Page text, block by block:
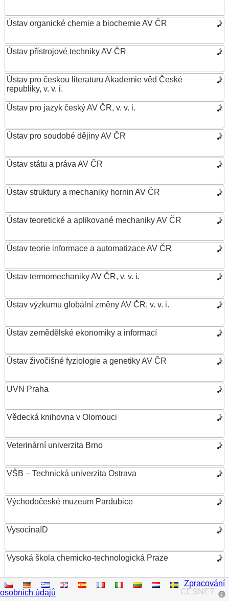
Ústav organické chemie a biochemie AV ČR
Ústav přístrojové techniky AV ČR
Ústav pro českou literaturu Akademie věd České
republiky, v. v. i.
Ústav pro jazyk český AV ČR, v. v. i.
Ústav pro soudobé dějiny AV ČR
Ústav státu a práva AV ČR
Ústav struktury a mechaniky hornin AV ČR
Ústav teoretické a aplikované mechaniky AV ČR
Ústav teorie informace a automatizace AV ČR
Ústav termomechaniky AV ČR, v. v. i.
Ústav výzkumu globální změny AV ČR, v. v. i.
Ústav zemědělské ekonomiky a informací
Ústav živočišné fyziologie a genetiky AV ČR
UVN Praha
Vědecká knihovna v Olomouci
Veterinární univerzita Brno
VŠB – Technická univerzita Ostrava
Východočeské muzeum Pardubice
VysocinaID
Vysoká škola chemicko-technologická Praze
Vysoká škola ekonomická v Praze
CESNET
Zpracování
osobních údajů